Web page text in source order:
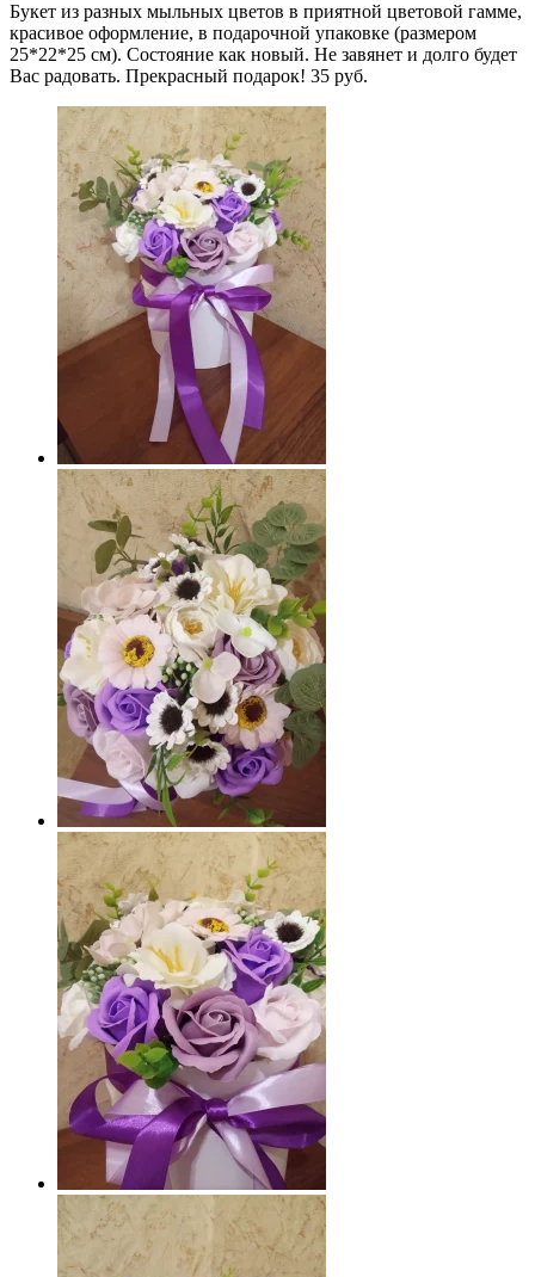
Букет из разных мыльных цветов в приятной цветовой гамме,
красивое оформление, в подарочной упаковке (размером
25*22*25 см). Состояние как новый. Не завянет и долго будет
Вас радовать. Прекрасный подарок! 35 руб.